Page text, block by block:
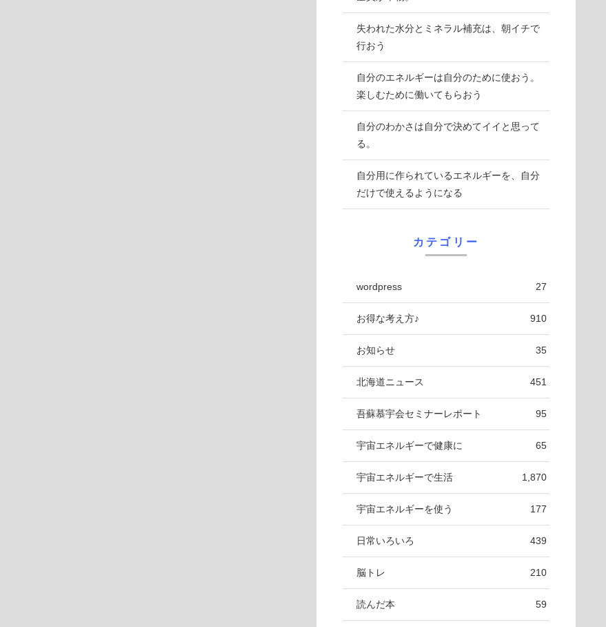
失われた水分とミネラル補充は、朝イチで
行おう
自分のエネルギーは自分のために使おう。
楽しむために働いてもらおう
自分のわかさは自分で決めてイイと思って
る。
自分用に作られているエネルギーを、自分
だけで使えるようになる
カテゴリー
wordpress 27
お得な考え方♪ 910
お知らせ 35
北海道ニュース 451
吾蘇慕宇会セミナーレポート 95
宇宙エネルギーで健康に 65
宇宙エネルギーで生活 1,870
宇宙エネルギーを使う 177
日常いろいろ 439
脳トレ 210
読んだ本 59